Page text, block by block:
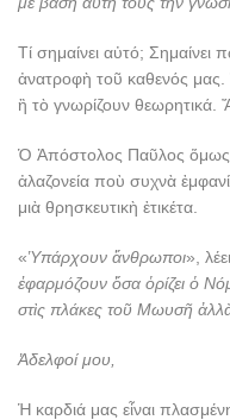
Τί σημαίνει αὐτό;
ἀνατροφὴ τοῦ καθενός μας.
ἢ τὸ γνωρίζουν θεωρητικά.
Ὁ Ἀπόστολος Παῦλος ὅμως
ἀλαζονεία ποὺ συχνὰ
μιὰ θρησκευτικὴ ἐτικέτα.
«Ὑπάρχουν ἄνθρωποι»,
ἐφαρμόζουν ὅσα ὁρίζει ὁ
στὶς πλάκες τοῦ Μωυσῆ
Ἀδελφοί μου,
Ἡ καρδιά μας εἶναι